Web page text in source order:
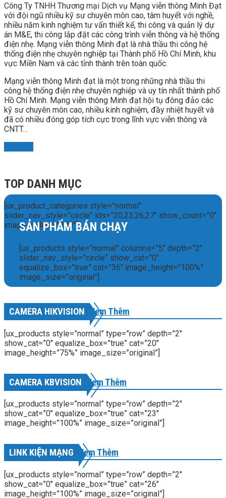
Công Ty TNHH Thương mại Dịch vụ Mạng viễn thông Minh Đạt
với đội ngũ nhiều kỹ sư chuyên môn cao, tâm huyết với nghề,
nhiều năm kinh nghiệm tư vấn thiết kế, thi công và quản lý dự
án M&E, thi công lắp đặt các công trình viễn thông và hệ thống
điện nhẹ. Mạng viễn thông Minh đạt là nhà thầu thi công hệ
thống điện nhẹ chuyên nghiệp tại Thành phố Hồ Chí Minh, khu
vực Miền Nam và các tỉnh thành trên toàn quốc.
Mạng viễn thông Minh đạt là một trong những nhà thầu thi
công hệ thống điện nhẹ chuyên nghiệp và uy tín nhất thành phố
Hồ Chí Minh. Mạng viễn thông Minh đạt hội tụ đông đảo các
kỹ sư chuyên môn cao, nhiều kinh nghiệm, đầy nhiệt huyết và
đã có nhiều đóng góp tích cực trong lĩnh vực viễn thông và
CNTT…
TOP DANH MỤC
[ux_product_categories style=”normal”
slider_nav_style=”circle” ids=”20,23,26,27″ show_count=”0″
image_radius=”100″]
SẢN PHẨM BÁN CHẠY
[ux_products style=”normal” columns=”5″ depth=”2″
slider_nav_style=”circle” show_cat=”0″
equalize_box=”true” cat=”36″ image_height=”100%”
image_size=”original”]
CAMERA HIKVISION Xem Thêm
[ux_products style=”normal” type=”row” depth=”2″
show_cat=”0″ equalize_box=”true” cat=”20″
image_height=”75%” image_size=”original”]
CAMERA KBVISION Xem Thêm
[ux_products style=”normal” type=”row” depth=”2″
show_cat=”0″ equalize_box=”true” cat=”23″
image_height=”100%” image_size=”original”]
LINK KIỆN MẠNG Xem Thêm
[ux_products style=”normal” type=”row” depth=”2″
show_cat=”0″ equalize_box=”true” cat=”26″
image_height=”100%” image_size=”original”]